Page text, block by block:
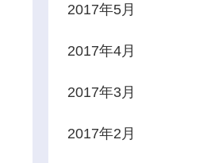
2017年5月
2017年4月
2017年3月
2017年2月